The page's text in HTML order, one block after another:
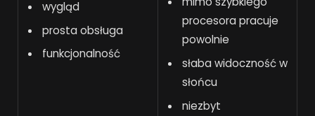
wygląd
prosta obsługa
funkcjonalność
procesora pracuje
powolnie
słaba widoczność w
słońcu
niezbyt